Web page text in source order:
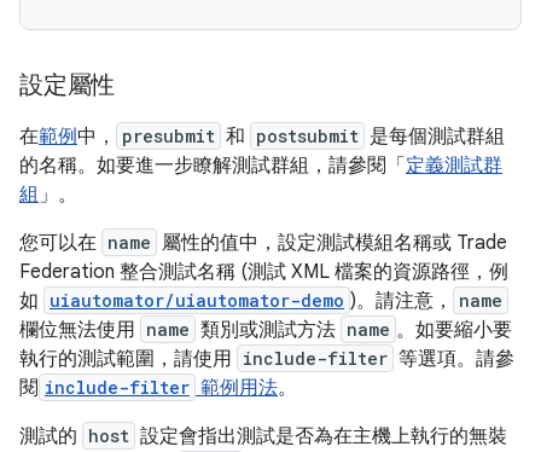
設定屬性
在範例中， presubmit 和 postsubmit 是每個測試群組
的名稱。如要進一步瞭解測試群組，請參閱「 定義測試群
組」。
您可以在 name 屬性的值中，設定測試模組名稱或 Trade
Federation 整合測試名稱 (測試 XML 檔案的資源路徑，例
如 uiautomator/uiautomator-demo )。請注意， name
欄位無法使用 name 類別或測試方法 name 。如要縮小要
執行的測試範圍，請使用 include-filter 等選項。請參
閱 include-filter 範例用法。
測試的 host 設定會指出測試是否為在主機上執行的無裝